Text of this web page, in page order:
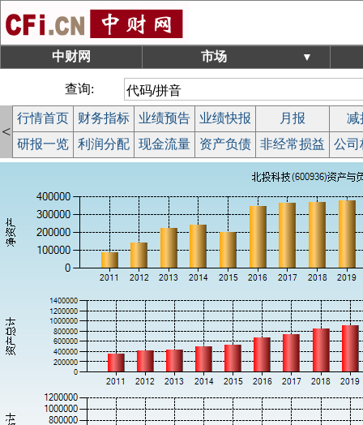
中财网 市场 ▼
查询:
<
行情首页 财务指标 业绩预告 业绩快报 月报
减
研报一览
利润分配 现金流量 资产负债 非经常损益 公司